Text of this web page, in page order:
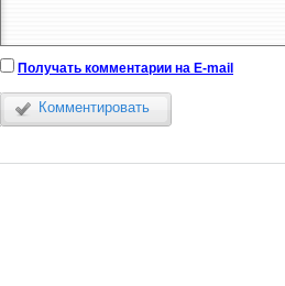
Получать комментарии на E-mail
Комментировать